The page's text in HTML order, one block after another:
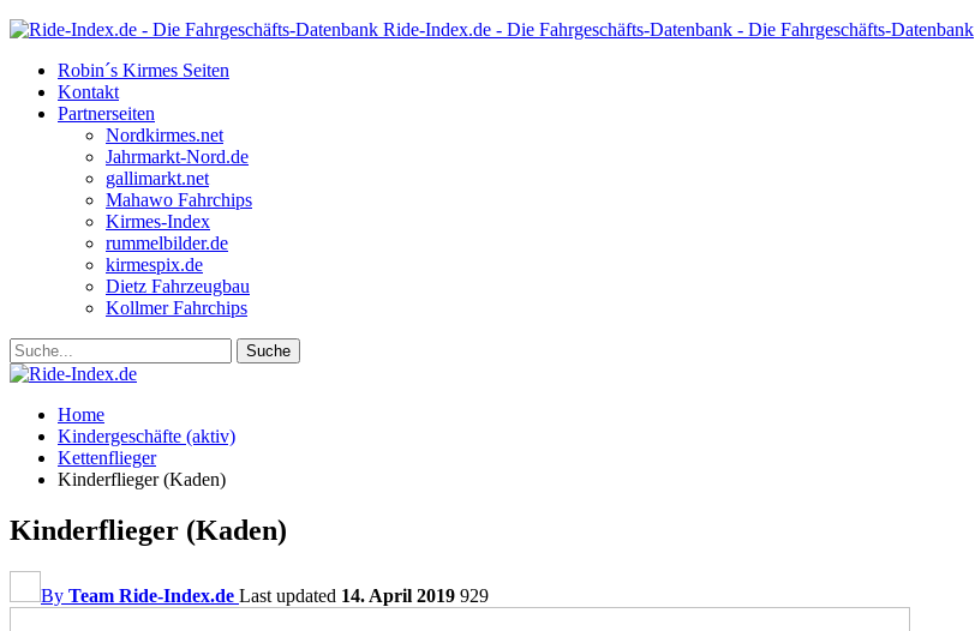
Ride-Index.de - Die Fahrgeschäfts-Datenbank - Die Fahrgeschäfts-Datenbank
Robin´s Kirmes Seiten
Kontakt
Partnerseiten
Nordkirmes.net
Jahrmarkt-Nord.de
gallimarkt.net
Mahawo Fahrchips
Kirmes-Index
rummelbilder.de
kirmespix.de
Dietz Fahrzeugbau
Kollmer Fahrchips
Home
Kindergeschäfte (aktiv)
Kettenflieger
Kinderflieger (Kaden)
Kinderflieger (Kaden)
By Team Ride-Index.de Last updated 14. April 2019 929